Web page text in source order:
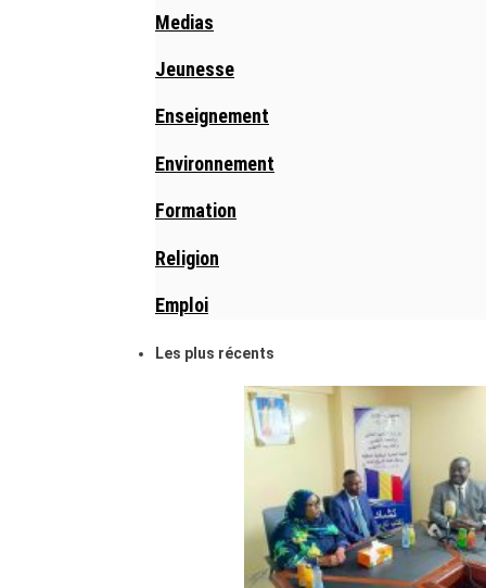
Medias
Jeunesse
Enseignement
Environnement
Formation
Religion
Emploi
Les plus récents